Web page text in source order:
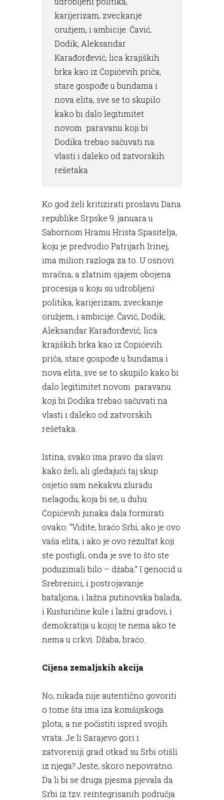
karijerizam, zveckanje
oružjem, i ambicije. Čavić,
Dodik, Aleksandar
Karađorđević, lica krajiških
brka kao iz Ćopićevih priča,
stare gospođe u bundama i
nova elita, sve se to skupilo
kako bi dalo legitimitet
novom paravanu koji bi
Dodika trebao sačuvati na
vlasti i daleko od zatvorskih
rešetaka
Ko god želi kritizirati proslavu Dana
republike Srpske 9. januara u
Sabornom Hramu Hrista Spasitelja,
koju je predvodio Patrijarh Irinej,
ima milion razloga za to. U osnovi
mračna, a zlatnim sjajem obojena
procesija u koju su udrobljeni
politika, karijerizam, zveckanje
oružjem, i ambicije. Čavić, Dodik,
Aleksandar Karađorđević, lica
krajiških brka kao iz Ćopićevih
priča, stare gospođe u bundama i
nova elita, sve se to skupilo kako bi
dalo legitimitet novom paravanu
koji bi Dodika trebao sačuvati na
vlasti i daleko od zatvorskih
rešetaka.
Istina, svako ima pravo da slavi
kako želi, ali gledajući taj skup
osjetio sam nekakvu zluradu
nelagodu, koja bi se, u duhu
Ćopićevih junaka dala formirati
ovako: “Vidite, braćo Srbi, ako je ovo
vaša elita, i ako je ovo rezultat koji
ste postigli, onda je sve to što ste
poduzimali bilo – džaba.” I genocid u
Srebrenici, i postrojavanje
bataljona, i lažna putinovska balada,
i Kusturičine kule i lažni gradovi, i
demokratija u kojoj te nema ako te
nema u crkvi. Džaba, braćo.
Cijena zemaljskih akcija
No, nikada nije autentično govoriti
o tome šta ima iza komšijskoga
plota, a ne počistiti ispred svojih
vrata. Je li Sarajevo gori i
zatvoreniji grad otkad su Srbi otišli
iz njega? Jeste, skoro nepovratno.
Da li bi se druga pjesma pjevala da
Srbi iz tzv. reintegrisanih područja